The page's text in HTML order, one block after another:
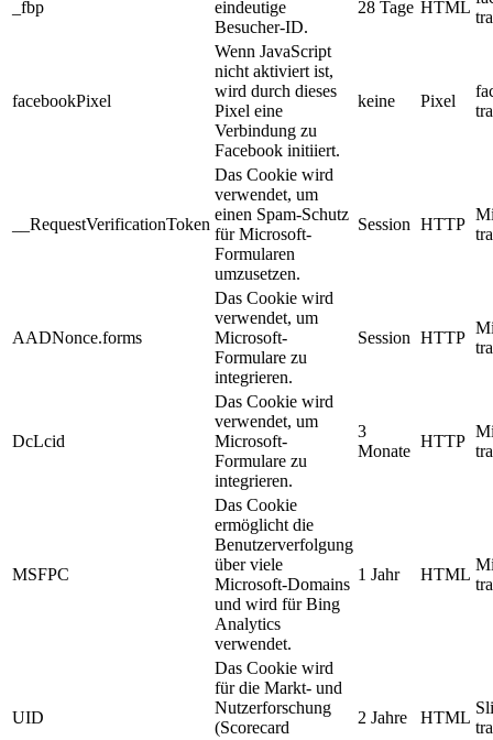
_fbp
eindeutige
Besucher-ID.
28 Tage HTML
facebookPixel
Wenn JavaScript
nicht aktiviert ist,
wird durch dieses
Pixel eine
Verbindung zu
Facebook initiiert.
keine Pixel
__RequestVerificationToken
Das Cookie wird
verwendet, um
einen Spam-Schutz
für Microsoft-
Formularen
umzusetzen.
Session HTTP
AADNonce.forms
Das Cookie wird
verwendet, um
Microsoft-
Formulare zu
integrieren.
Session HTTP
DcLcid
Das Cookie wird
verwendet, um
Microsoft-
Formulare zu
integrieren.
3
Monate
HTTP
MSFPC
Das Cookie
ermöglicht die
Benutzerverfolgung
über viele
Microsoft-Domains
und wird für Bing
Analytics
verwendet.
1 Jahr HTML
UID
Das Cookie wird
für die Markt- und
Nutzerforschung
(Scorecard
2 Jahre HTML